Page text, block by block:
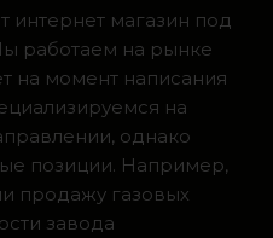
интернет магазин под
работаем на рынке
на момент написания
на
однако
позиции. Например,
продажу газовых
завода